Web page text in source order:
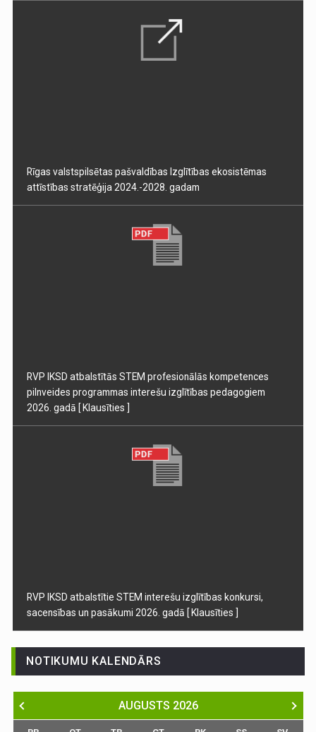
Rīgas valstspilsētas pašvaldības Izglītības ekosistēmas
attīstības stratēģija 2024.-2028. gadam
RVP IKSD atbalstītās STEM profesionālās kompetences
pilnveides programmas interešu izglītības pedagogiem
2026. gadā [ Klausīties ]
RVP IKSD atbalstītie STEM interešu izglītības konkursi,
sacensības un pasākumi 2026. gadā [ Klausīties ]
NOTIKUMU KALENDĀRS
AUGUSTS 2026